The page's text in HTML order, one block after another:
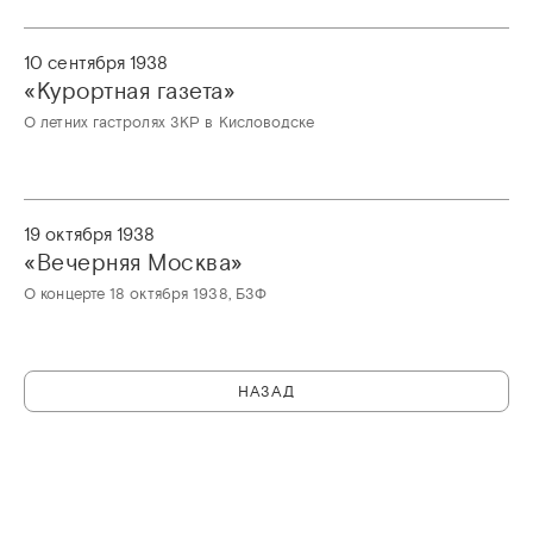
10 сентября 1938
«Курортная газета»
О летних гастролях ЗКР в Кисловодске
19 октября 1938
«Вечерняя Москва»
О концерте 18 октября 1938, БЗФ
НАЗАД